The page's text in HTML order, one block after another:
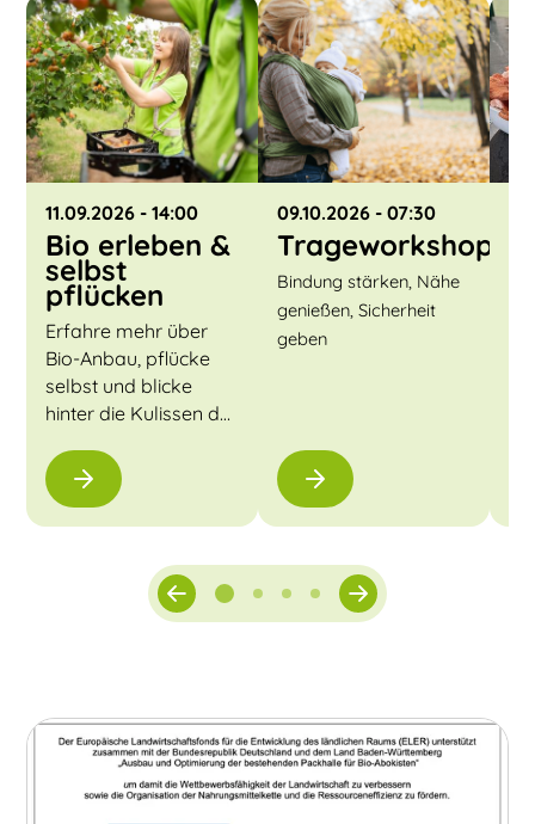
11.09.2026 - 14:00
Bio erleben &
selbst
pflücken
Erfahre mehr über
Bio-Anbau, pflücke
selbst und blicke
hinter die Kulissen der
09.10.2026 - 07:30
Trageworkshop
Bindung stärken, Nähe
genießen, Sicherheit
geben